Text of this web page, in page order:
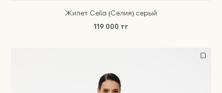
Жилет Celia (Селия) серый
119 000 тг